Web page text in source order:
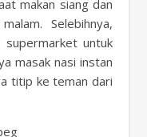
makan siang dan
Selebihnya,
untuk
masak nasi instan
titip ke teman dari